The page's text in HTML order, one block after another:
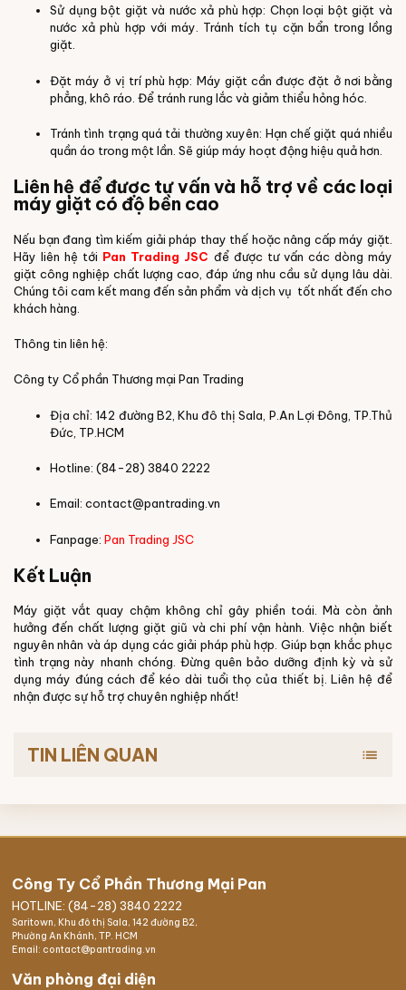
Sử dụng bột giặt và nước xả phù hợp: Chọn loại bột giặt và
nước xả phù hợp với máy. Tránh tích tụ cặn bẩn trong lồng
giặt.
Đặt máy ở vị trí phù hợp: Máy giặt cần được đặt ở nơi bằng
phẳng, khô ráo. Để tránh rung lắc và giảm thiểu hỏng hóc.
Tránh tình trạng quá tải thường xuyên: Hạn chế giặt quá nhiều
quần áo trong một lần. Sẽ giúp máy hoạt động hiệu quả hơn.
Liên hệ để được tư vấn và hỗ trợ về các loại
máy giặt có độ bền cao
Nếu bạn đang tìm kiếm giải pháp thay thế hoặc nâng cấp máy giặt.
Hãy liên hệ tới Pan Trading JSC để được tư vấn các dòng máy
giặt công nghiệp chất lượng cao, đáp ứng nhu cầu sử dụng lâu dài.
Chúng tôi cam kết mang đến sản phẩm và dịch vụ tốt nhất đến cho
khách hàng.
Thông tin liên hệ:
Công ty Cổ phần Thương mại Pan Trading
Địa chỉ: 142 đường B2, Khu đô thị Sala, P.An Lợi Đông, TP.Thủ
Đức, TP.HCM
Hotline: (84-28) 3840 2222
Email: contact@pantrading.vn
Fanpage: Pan Trading JSC
Kết Luận
Máy giặt vắt quay chậm không chỉ gây phiền toái. Mà còn ảnh
hưởng đến chất lượng giặt giũ và chi phí vận hành. Việc nhận biết
nguyên nhân và áp dụng các giải pháp phù hợp. Giúp bạn khắc phục
tình trạng này nhanh chóng. Đừng quên bảo dưỡng định kỳ và sử
dụng máy đúng cách để kéo dài tuổi thọ của thiết bị. Liên hệ để
nhận được sự hỗ trợ chuyên nghiệp nhất!
TIN LIÊN QUAN list
Công Ty Cổ Phần Thương Mại Pan
HOTLINE: (84-28) 3840 2222
Saritown, Khu đô thị Sala, 142 đường B2,
Phường An Khánh, TP. HCM
Email: contact@pantrading.vn
Văn phòng đại diện